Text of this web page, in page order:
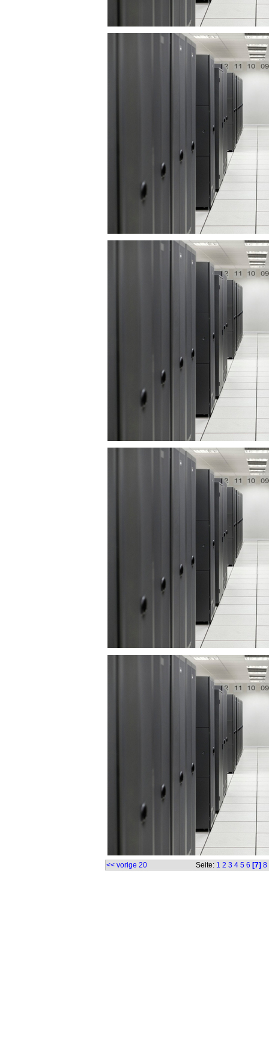
<< vorige 20 Seite: 1 2 3 4 5 6 [7] 8